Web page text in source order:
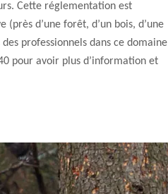
Cette réglementation est
d’une forêt, d’un bois, d’une
professionnels dans ce domaine
pour avoir plus d’information et